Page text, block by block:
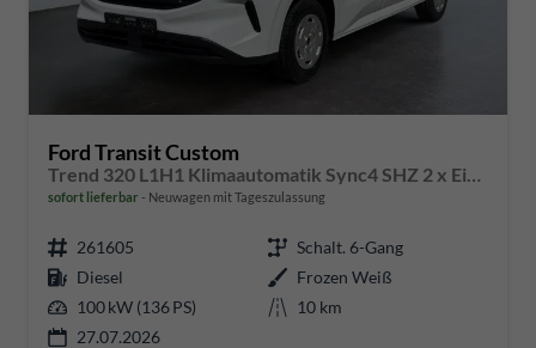
Ford Transit Custom
Trend 320 L1H1 Klimaautomatik Sync4 SHZ 2 x Einparkhilfe Kamera 5JG
sofort lieferbar Neuwagen mit Tageszulassung
261605
Schalt. 6-Gang
Diesel
Frozen Weiß
100 kW (136 PS)
10 km
27.07.2026